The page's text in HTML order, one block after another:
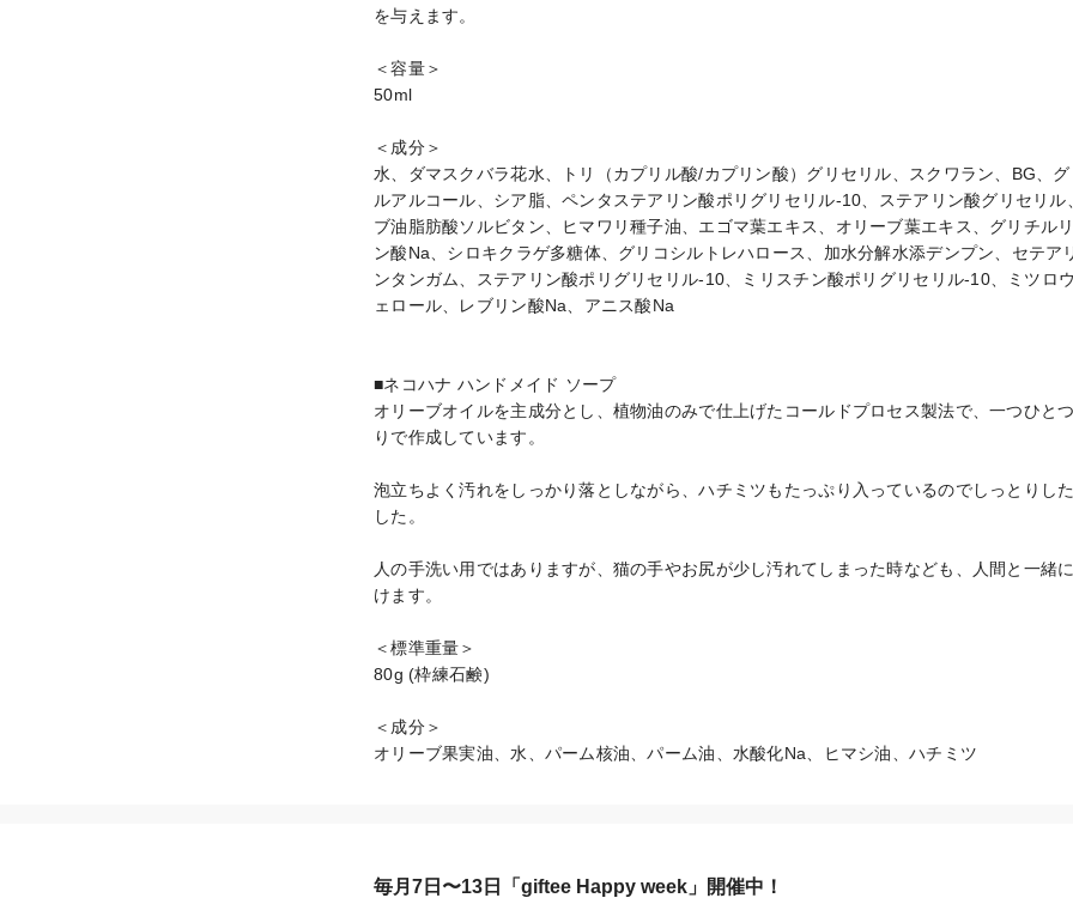
を与えます。
＜容量＞
50ml
＜成分＞
水、ダマスクバラ花水、トリ（カプリル酸/カプリン酸）グリセリル、スクワラン、BG、
ルアルコール、シア脂、ペンタステアリン酸ポリグリセリル-10、ステアリン酸グリセリル
ブ油脂肪酸ソルビタン、ヒマワリ種子油、エゴマ葉エキス、オリーブ葉エキス、グリチル
ン酸Na、シロキクラゲ多糖体、グリコシルトレハロース、加水分解水添デンプン、セテア
ンタンガム、ステアリン酸ポリグリセリル-10、ミリスチン酸ポリグリセリル-10、ミツロ
ェロール、レブリン酸Na、アニス酸Na
■ネコハナ ハンドメイド ソープ
オリーブオイルを主成分とし、植物油のみで仕上げたコールドプロセス製法で、一つひと
りで作成しています。
泡立ちよく汚れをしっかり落としながら、ハチミツもたっぷり入っているのでしっとりし
した。
人の手洗い用ではありますが、猫の手やお尻が少し汚れてしまった時なども、人間と一緒
けます。
＜標準重量＞
80g (枠練石鹸)
＜成分＞
オリーブ果実油、水、パーム核油、パーム油、水酸化Na、ヒマシ油、ハチミツ
毎月7日〜13日「giftee Happy week」開催中！